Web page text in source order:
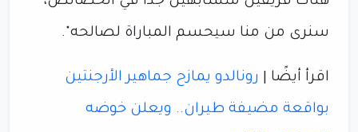
سنرى من منا سيحسم المباراة لصالحه".
اقرأ أيضًا | رونالدو يمازح جماهير الأرجنتين
بواقعة مضيفة طيران.. ويعلن خوضه